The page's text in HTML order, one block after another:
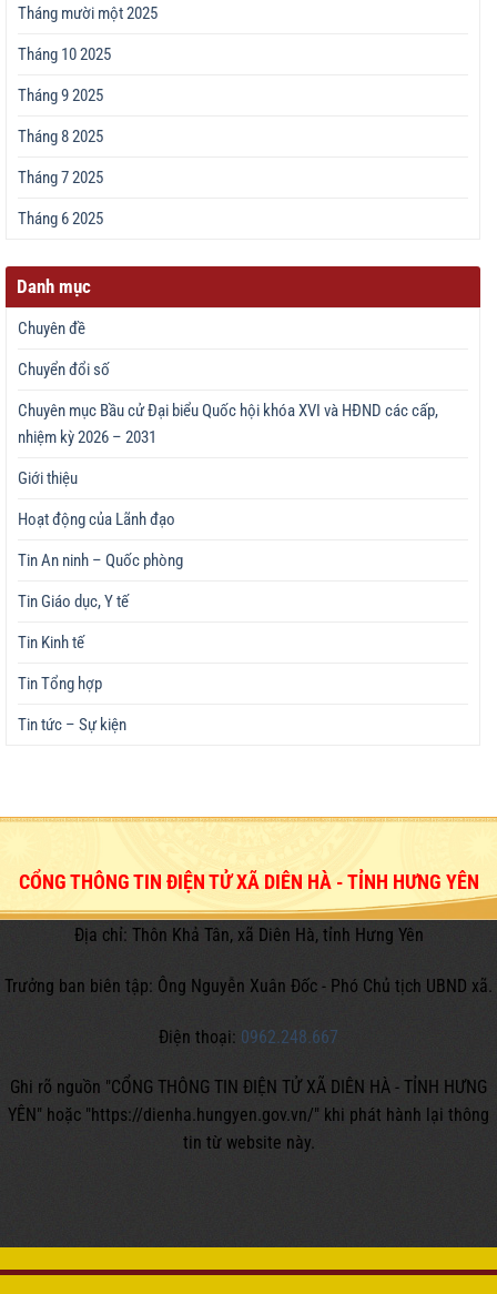
Tháng mười một 2025
Tháng 10 2025
Tháng 9 2025
Tháng 8 2025
Tháng 7 2025
Tháng 6 2025
Danh mục
Chuyên đề
Chuyển đổi số
Chuyên mục Bầu cử Đại biểu Quốc hội khóa XVI và HĐND các cấp,
nhiệm kỳ 2026 – 2031
Giới thiệu
Hoạt động của Lãnh đạo
Tin An ninh – Quốc phòng
Tin Giáo dục, Y tế
Tin Kinh tế
Tin Tổng hợp
Tin tức – Sự kiện
CỔNG THÔNG TIN ĐIỆN TỬ XÃ DIÊN HÀ - TỈNH HƯNG YÊN
Địa chỉ: Thôn Khả Tân, xã Diên Hà, tỉnh Hưng Yên
Trưởng ban biên tập: Ông Nguyễn Xuân Đốc - Phó Chủ tịch UBND xã.
Điện thoại: 0962.248.667
Ghi rõ nguồn "CỔNG THÔNG TIN ĐIỆN TỬ XÃ DIÊN HÀ - TỈNH HƯNG
YÊN" hoặc "https://dienha.hungyen.gov.vn/" khi phát hành lại thông
tin từ website này.